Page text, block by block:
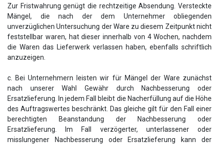
Zur Fristwahrung genügt die rechtzeitige Absendung. Versteckte
Mängel, die nach der dem Unternehmer obliegenden
unverzüglichen Untersuchung der Ware zu diesem Zeitpunkt nicht
feststellbar waren, hat dieser innerhalb von 4 Wochen, nachdem
die Waren das Lieferwerk verlassen haben, ebenfalls schriftlich
anzuzeigen.
c. Bei Unternehmern leisten wir für Mängel der Ware zunächst
nach unserer Wahl Gewähr durch Nachbesserung oder
Ersatzlieferung. In jedem Fall bleibt die Nacherfüllung auf die Höhe
des Auftragswertes beschränkt. Das gleiche gilt für den Fall einer
berechtigten Beanstandung der Nachbesserung oder
Ersatzlieferung. Im Fall verzögerter, unterlassener oder
misslungener Nachbesserung oder Ersatzlieferung kann der